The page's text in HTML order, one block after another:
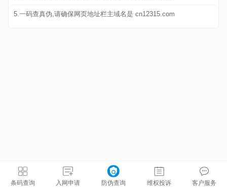
5.一码查真伪,请确保网页地址栏主域名是 cn12315.com
条码查询 入网申请 防伪查询 维权投诉 客户服务